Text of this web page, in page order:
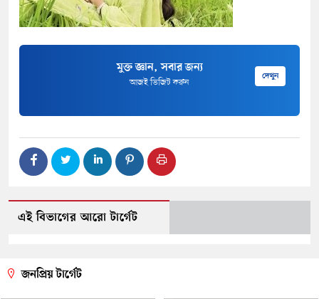
মুক্ত জ্ঞান, সবার জন্য
আজই ভিজিট করুন
দেখুন
এই বিভাগের আরো টার্গেট
জনপ্রিয় টার্গেট